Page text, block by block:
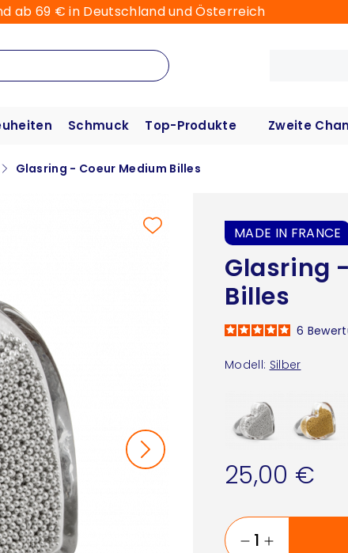
ab 69 € in Deutschland und Österreich
Schmuck Top-Produkte Zweite
Glasring - Coeur Medium Billes
MADE IN FRANCE
Glasring
Billes
Modell: Silber
6
25,00 €